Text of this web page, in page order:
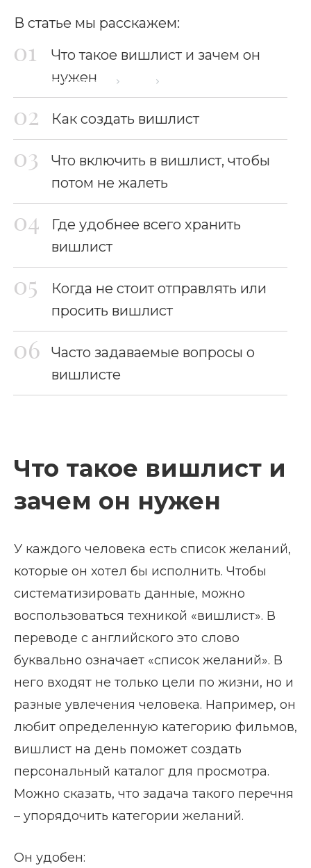
Главная страница
В статье мы расскажем:
Что такое вишлист и зачем он
нужен
Как создать вишлист
Что включить в вишлист, чтобы
потом не жалеть
Где удобнее всего хранить
вишлист
Когда не стоит отправлять или
просить вишлист
Часто задаваемые вопросы о
вишлисте
Что такое вишлист и
зачем он нужен
У каждого человека есть список желаний,
которые он хотел бы исполнить. Чтобы
систематизировать данные, можно
воспользоваться техникой «вишлист». В
переводе с английского это слово
буквально означает «список желаний». В
него входят не только цели по жизни, но и
разные увлечения человека. Например, он
любит определенную категорию фильмов,
вишлист на день поможет создать
персональный каталог для просмотра.
Можно сказать, что задача такого перечня
– упорядочить категории желаний.
Он удобен: